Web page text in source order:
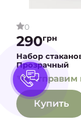
0
290грн
Набор
Прозрачный
Отправим
Купить